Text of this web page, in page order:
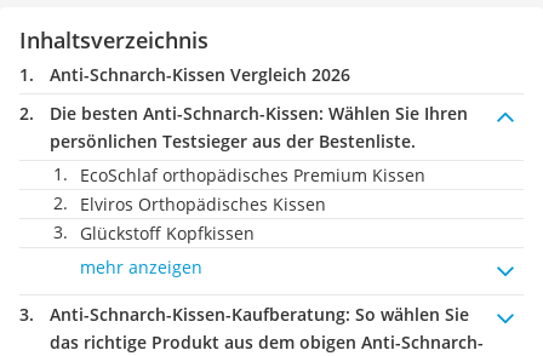
Inhaltsverzeichnis
Anti-Schnarch-Kissen Vergleich 2026
Die besten Anti-Schnarch-Kissen: Wählen Sie Ihren
persönlichen Testsieger aus der Bestenliste.
EcoSchlaf orthopädisches Premium Kissen
Elviros Orthopädisches Kissen
Glückstoff Kopfkissen
mehr anzeigen
Anti-Schnarch-Kissen-Kaufberatung: So wählen Sie
das richtige Produkt aus dem obigen Anti-Schnarch-